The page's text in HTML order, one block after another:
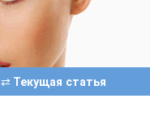
⇄ Текущая статья